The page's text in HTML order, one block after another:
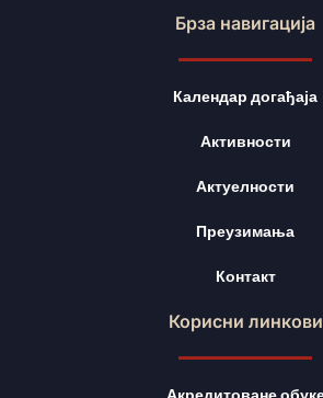
Брза навигација
Календар догађаја
Активности
Актуелности
Преузимања
Контакт
Корисни линкови